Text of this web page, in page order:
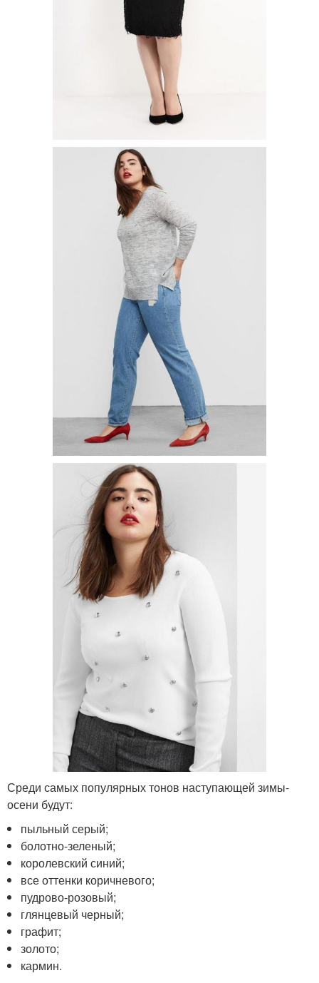
Среди самых популярных тонов наступающей зимы-
осени будут:
пыльный серый;
болотно-зеленый;
королевский синий;
все оттенки коричневого;
пудрово-розовый;
глянцевый черный;
графит;
золото;
кармин.